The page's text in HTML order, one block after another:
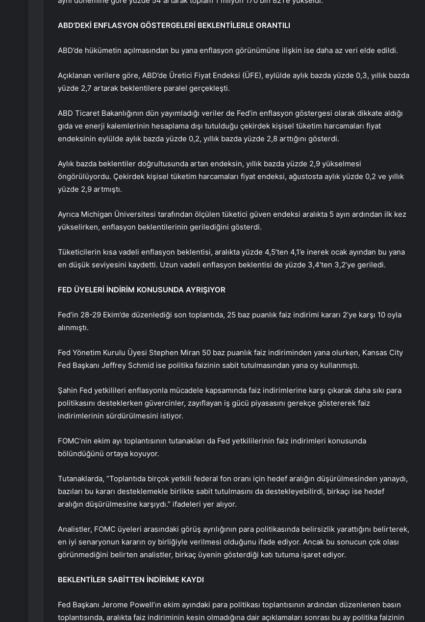
ABD’DEKİ ENFLASYON GÖSTERGELERİ BEKLENTİLERLE ORANTILI
ABD’de hükümetin açılmasından bu yana enflasyon görünümüne ilişkin ise daha az veri elde edildi.
Açıklanan verilere göre, ABD’de Üretici Fiyat Endeksi (ÜFE), eylülde aylık bazda yüzde 0,3, yıllık bazda
yüzde 2,7 artarak beklentilere paralel gerçekleşti.
ABD Ticaret Bakanlığının dün yayımladığı veriler de Fed’in enflasyon göstergesi olarak dikkate aldığı
gıda ve enerji kalemlerinin hesaplama dışı tutulduğu çekirdek kişisel tüketim harcamaları fiyat
endeksinin eylülde aylık bazda yüzde 0,2, yıllık bazda yüzde 2,8 arttığını gösterdi.
Aylık bazda beklentiler doğrultusunda artan endeksin, yıllık bazda yüzde 2,9 yükselmesi
öngörülüyordu. Çekirdek kişisel tüketim harcamaları fiyat endeksi, ağustosta aylık yüzde 0,2 ve yıllık
yüzde 2,9 artmıştı.
Ayrıca Michigan Üniversitesi tarafından ölçülen tüketici güven endeksi aralıkta 5 ayın ardından ilk kez
yükselirken, enflasyon beklentilerinin gerilediğini gösterdi.
Tüketicilerin kısa vadeli enflasyon beklentisi, aralıkta yüzde 4,5’ten 4,1’e inerek ocak ayından bu yana
en düşük seviyesini kaydetti. Uzun vadeli enflasyon beklentisi de yüzde 3,4’ten 3,2’ye geriledi.
FED ÜYELERİ İNDİRİM KONUSUNDA AYRIŞIYOR
Fed’in 28-29 Ekim’de düzenlediği son toplantıda, 25 baz puanlık faiz indirimi kararı 2’ye karşı 10 oyla
alınmıştı.
Fed Yönetim Kurulu Üyesi Stephen Miran 50 baz puanlık faiz indiriminden yana olurken, Kansas City
Fed Başkanı Jeffrey Schmid ise politika faizinin sabit tutulmasından yana oy kullanmıştı.
Şahin Fed yetkilileri enflasyonla mücadele kapsamında faiz indirimlerine karşı çıkarak daha sıkı para
politikasını desteklerken güvercinler, zayıflayan iş gücü piyasasını gerekçe göstererek faiz
indirimlerinin sürdürülmesini istiyor.
FOMC’nin ekim ayı toplantısının tutanakları da Fed yetkililerinin faiz indirimleri konusunda
bölündüğünü ortaya koyuyor.
Tutanaklarda, “Toplantıda birçok yetkili federal fon oranı için hedef aralığın düşürülmesinden yanaydı,
bazıları bu kararı desteklemekle birlikte sabit tutulmasını da destekleyebilirdi, birkaçı ise hedef
aralığın düşürülmesine karşıydı.” ifadeleri yer alıyor.
Analistler, FOMC üyeleri arasındaki görüş ayrılığının para politikasında belirsizlik yarattığını belirterek,
en iyi senaryonun kararın oy birliğiyle verilmesi olduğunu ifade ediyor. Ancak bu sonucun çok olası
görünmediğini belirten analistler, birkaç üyenin gösterdiği katı tutuma işaret ediyor.
BEKLENTİLER SABİTTEN İNDİRİME KAYDI
Fed Başkanı Jerome Powell’ın ekim ayındaki para politikası toplantısının ardından düzenlenen basın
toplantısında, aralıkta faiz indiriminin kesin olmadığına dair açıklamaları sonrası bu ay politika faizinin